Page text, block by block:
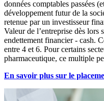
données comptables passées
développement futur de la
retenue par un investisseur
Valeur de l’entreprise dès lors
endettement financier - cash.
entre 4 et 6. Pour certains
pharmaceutique, ce multiple
En savoir plus sur le